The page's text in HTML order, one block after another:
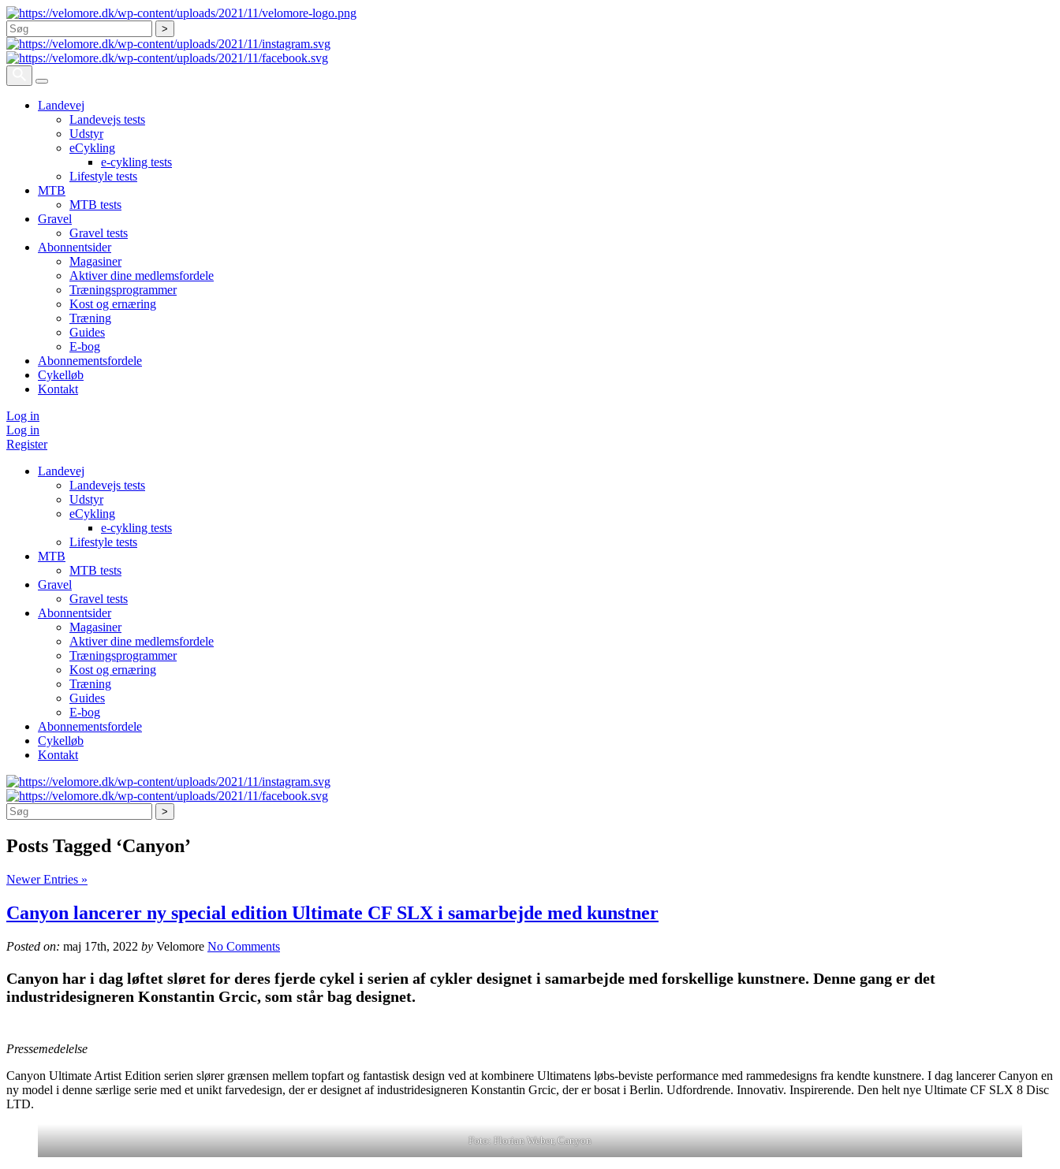
Søg
Landevej
Landevejs tests
Udstyr
eCykling
e-cykling tests
Lifestyle tests
MTB
MTB tests
Gravel
Gravel tests
Abonnentsider
Magasiner
Aktiver dine medlemsfordele
Træningsprogrammer
Kost og ernæring
Træning
Guides
E-bog
Abonnementsfordele
Cykelløb
Kontakt
Log in
Log in
Register
Landevej
Landevejs tests
Udstyr
eCykling
e-cykling tests
Lifestyle tests
MTB
MTB tests
Gravel
Gravel tests
Abonnentsider
Magasiner
Aktiver dine medlemsfordele
Træningsprogrammer
Kost og ernæring
Træning
Guides
E-bog
Abonnementsfordele
Cykelløb
Kontakt
Søg
Posts Tagged ‘Canyon’
Newer Entries »
Canyon lancerer ny special edition Ultimate CF SLX i samarbejde med kunstner
Posted on: maj 17th, 2022 by Velomore No Comments
Canyon har i dag løftet sløret for deres fjerde cykel i serien af cykler designet i samarbejde med forskellige kunstnere. Denne gang er det
industridesigneren Konstantin Grcic, som står bag designet.
Pressemedelelse
Canyon Ultimate Artist Edition serien slører grænsen mellem topfart og fantastisk design ved at kombinere Ultimatens løbs-beviste performance med rammedesigns fra kendte kunstnere. I dag lancerer Canyon en
ny model i denne særlige serie med et unikt farvedesign, der er designet af industridesigneren Konstantin Grcic, der er bosat i Berlin. Udfordrende. Innovativ. Inspirerende. Den helt nye Ultimate CF SLX 8 Disc
LTD.
Foto: Florian Weber, Canyon